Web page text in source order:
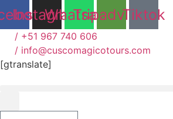
al
contenido
Instagram
Whatsapp
Tripadvisor
Tiktok
/ +51 967 740 606
/ info@cuscomagicotours.com
[gtranslate]